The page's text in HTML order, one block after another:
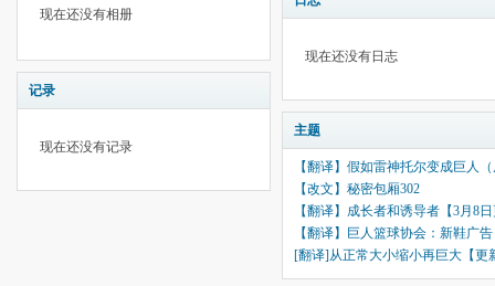
现在还没有相册
记录
现在还没有记录
现在还没有日志
主题
【翻译】假如雷神托尔变成巨人
【改文】秘密包厢302
【翻译】成长者和诱导者【3月8
【翻译】巨人篮球协会：新鞋广
[翻译]从正常大小缩小再巨大【更